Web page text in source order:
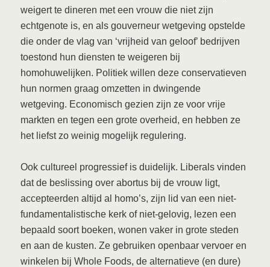
weigert te dineren met een vrouw die niet zijn
echtgenote is, en als gouverneur wetgeving opstelde
die onder de vlag van ‘vrijheid van geloof’ bedrijven
toestond hun diensten te weigeren bij
homohuwelijken. Politiek willen deze conservatieven
hun normen graag omzetten in dwingende
wetgeving. Economisch gezien zijn ze voor vrije
markten en tegen een grote overheid, en hebben ze
het liefst zo weinig mogelijk regulering.
Ook cultureel progressief is duidelijk. Liberals vinden
dat de beslissing over abortus bij de vrouw ligt,
accepteerden altijd al homo’s, zijn lid van een niet-
fundamentalistische kerk of niet-gelovig, lezen een
bepaald soort boeken, wonen vaker in grote steden
en aan de kusten. Ze gebruiken openbaar vervoer en
winkelen bij Whole Foods, de alternatieve (en dure)